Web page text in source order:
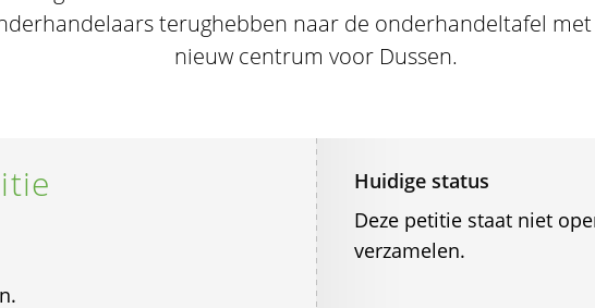
terughebben naar de onderhandeltafel
nieuw centrum voor Dussen.
Huidige status
Deze petitie staat niet
verzamelen.